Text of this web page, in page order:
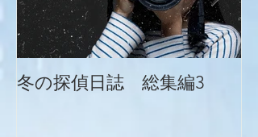
冬の探偵日誌 総集編3